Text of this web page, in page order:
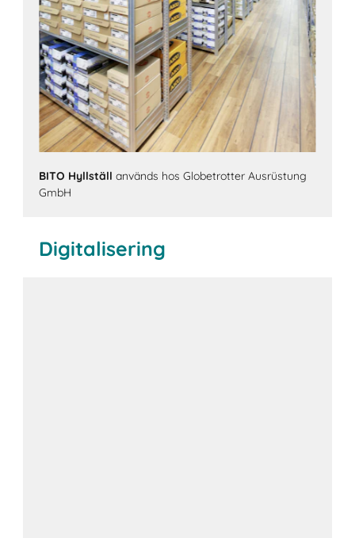
BITO Hyllställ används hos Globetrotter Ausrüstung
GmbH
Digitalisering